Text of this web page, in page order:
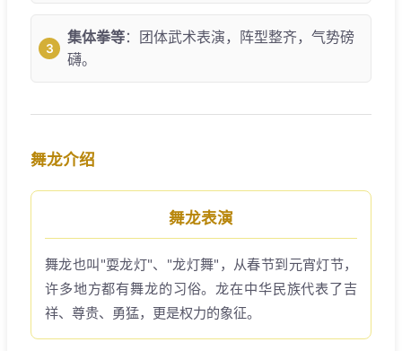
集体拳等：团体武术表演，阵型整齐，气势磅
礴。
舞龙介绍
舞龙表演
舞龙也叫"耍龙灯"、"龙灯舞"，从春节到元宵灯节，
许多地方都有舞龙的习俗。龙在中华民族代表了吉
祥、尊贵、勇猛，更是权力的象征。